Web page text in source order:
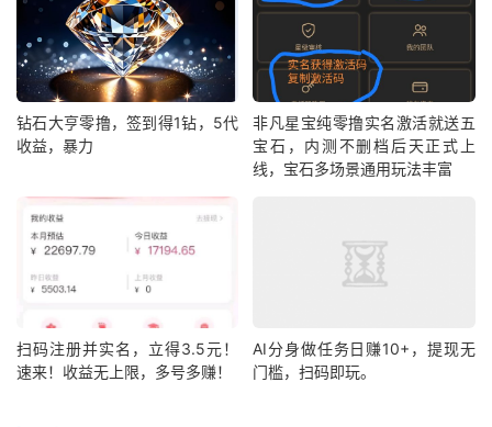
钻石大亨零撸，签到得1钻，5代
收益，暴力
非凡星宝纯零撸实名激活就送五
宝石，内测不删档后天正式上
线，宝石多场景通用玩法丰富
扫码注册并实名，立得3.5元！
速来！收益无上限，多号多赚！
AI分身做任务日赚10+，提现无
门槛，扫码即玩。